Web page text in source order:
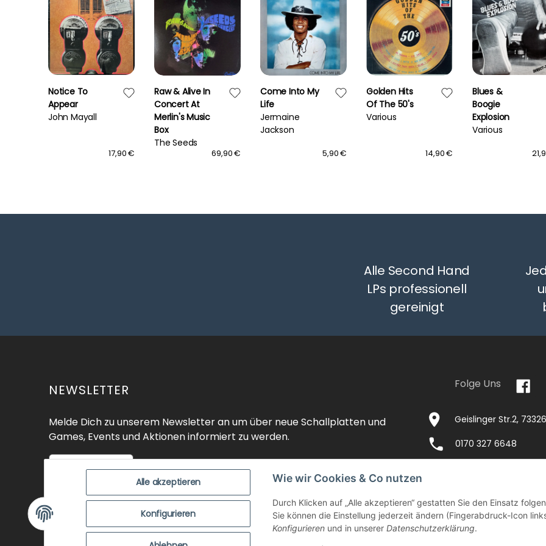
Alle akzeptieren
Konfigurieren
Wie wir Cookies & Co nutzen
Durch Klicken auf „Alle akzeptieren“ gestatten Sie den Einsatz
Sie können die Einstellung jederzeit ändern (Fingerabdruck-Icon
Konfigurieren und in unserer Datenschutzerklärung.
Notice To
Appear
John Mayall
17,90 €
Raw & Alive In
Concert At
Merlin's Music
Box
The Seeds
69,90 €
Come Into My
Life
Jermaine
Jackson
5,90 €
Golden Hits
Of The 50's
Various
14,90 €
Blues &
Boogie
Explosion
Various
Alle Second Hand
LPs professionell
gereinigt
NEWSLETTER
Melde Dich zu unserem Newsletter an um über neue Schallplatten und
Games, Events und Aktionen informiert zu werden.
Zur Anmeldung
Folge Uns
Geislinger Str.2,
0170 327 6648
ÜBER UNS KONTAKT IMPRESSUM
VERSANDKOSTEN
ZUSTANDSBEWERTUNG
ZAHLUNGSMÖGLICHKEITEN AGB WIDERRUFSRECHT